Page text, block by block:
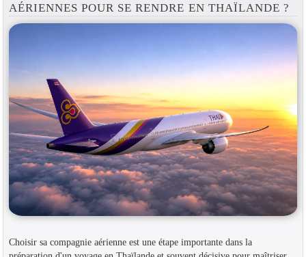
AÉRIENNES POUR SE RENDRE EN THAÏLANDE ?
Choisir sa compagnie aérienne est une étape importante dans la